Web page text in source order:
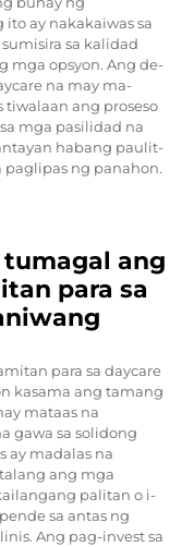
ay nakakaiwas sa
sa kalidad
mga opsyon. Ang de-
na may ma-
ang proseso
mga pasilidad na
habang paulit-
ng panahon.
ang
para sa
para sa daycare
kasama ang tamang
mataas na
gawa sa solidong
ay madalas na
ang mga
palitan o i-
sa antas ng
Ang pag-invest sa